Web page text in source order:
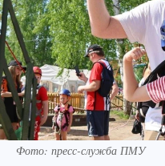
Фото: пресс-служба ПМУ